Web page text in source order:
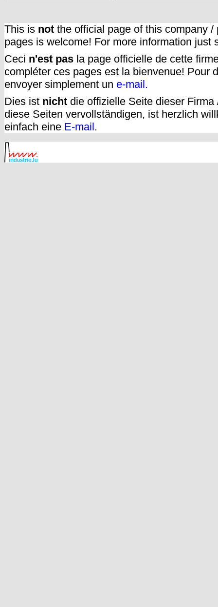
This is not the official page of this company
pages is welcome! For more information just
Ceci n'est pas la page officielle de cette
compléter ces pages est la bienvenue! Pour
envoyer simplement un e-mail.
Dies ist nicht die offizielle Seite dieser
diese Seiten vervollständigen, ist herzlich
einfach eine E-mail.